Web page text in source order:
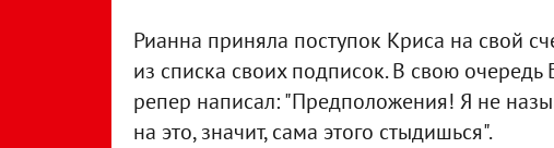
Рианна приняла поступок Криса на свой
из списка своих подписок. В свою очередь
репер написал: "Предположения! Я не
на это, значит, сама этого стыдишься".